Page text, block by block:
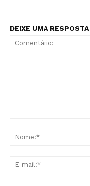
DEIXE UMA RESPOSTA